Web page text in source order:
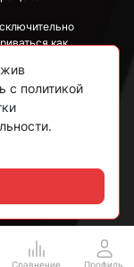
как
Сравнение Профиль
с политикой